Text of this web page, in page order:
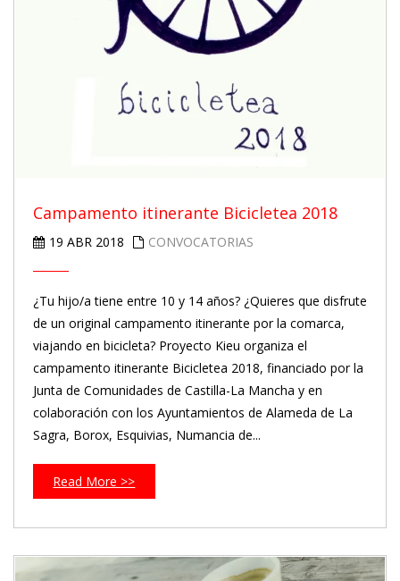
Campamento itinerante Bicicletea 2018
19 ABR 2018 CONVOCATORIAS
¿Tu hijo/a tiene entre 10 y 14 años? ¿Quieres que disfrute
de un original campamento itinerante por la comarca,
viajando en bicicleta? Proyecto Kieu organiza el
campamento itinerante Bicicletea 2018, financiado por la
Junta de Comunidades de Castilla-La Mancha y en
colaboración con los Ayuntamientos de Alameda de La
Sagra, Borox, Esquivias, Numancia de...
Read More >>